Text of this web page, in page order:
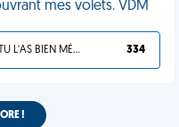
mes volets. VDM
TU L'AS BIEN MÉRITÉ 334
!